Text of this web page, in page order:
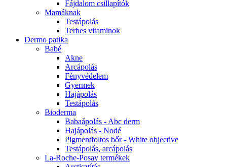
Fájdalom csillapítók
Mamáknak
Testápolás
Terhes vitaminok
Dermo patika
Babé
Akne
Arcápolás
Fényvédelem
Gyermek
Hajápolás
Testápolás
Bioderma
Babaápolás - Abc derm
Hajápolás - Nodé
Pigmentfoltos bőr - White objective
Testápolás, arcápolás
La-Roche-Posay termékek